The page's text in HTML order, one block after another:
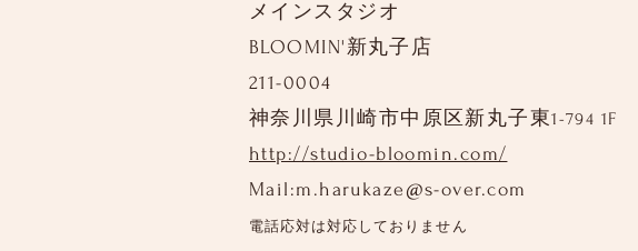
メインスタジオ
BLOOMIN'新丸子店
211-0004
神奈川県川崎市中原区新丸子東1-794 1F
http://studio-bloomin.com/
Mail:m.harukaze@s-over.com
電話応対は対応しておりません